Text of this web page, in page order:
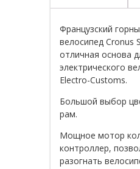
Французский
велосипед Cronus
отличная основа
электрического
Electro-Customs.
Большой выбор
рам.
Мощное мотор
контроллер,
разогнать